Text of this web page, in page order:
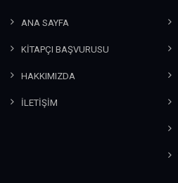
ANA SAYFA
KİTAPÇI BAŞVURUSU
HAKKIMIZDA
İLETİŞİM